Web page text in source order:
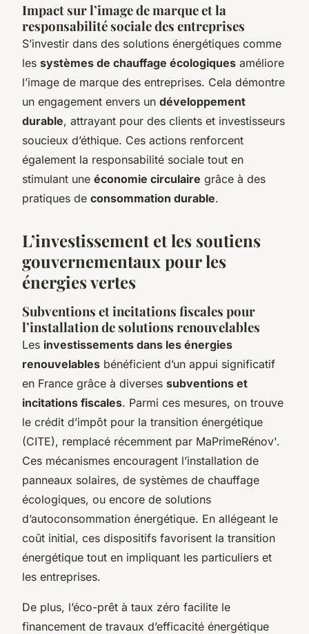
Impact sur l’image de marque et la
responsabilité sociale des entreprises
S’investir dans des solutions énergétiques comme
les systèmes de chauffage écologiques améliore
l’image de marque des entreprises. Cela démontre
un engagement envers un développement
durable, attrayant pour des clients et investisseurs
soucieux d’éthique. Ces actions renforcent
également la responsabilité sociale tout en
stimulant une économie circulaire grâce à des
pratiques de consommation durable.
L’investissement et les soutiens
gouvernementaux pour les
énergies vertes
Subventions et incitations fiscales pour
l’installation de solutions renouvelables
Les investissements dans les énergies
renouvelables bénéficient d’un appui significatif
en France grâce à diverses subventions et
incitations fiscales. Parmi ces mesures, on trouve
le crédit d’impôt pour la transition énergétique
(CITE), remplacé récemment par MaPrimeRénov'.
Ces mécanismes encouragent l’installation de
panneaux solaires, de systèmes de chauffage
écologiques, ou encore de solutions
d’autoconsommation énergétique. En allégeant le
coût initial, ces dispositifs favorisent la transition
énergétique tout en impliquant les particuliers et
les entreprises.
De plus, l’éco-prêt à taux zéro facilite le
financement de travaux d’efficacité énergétique